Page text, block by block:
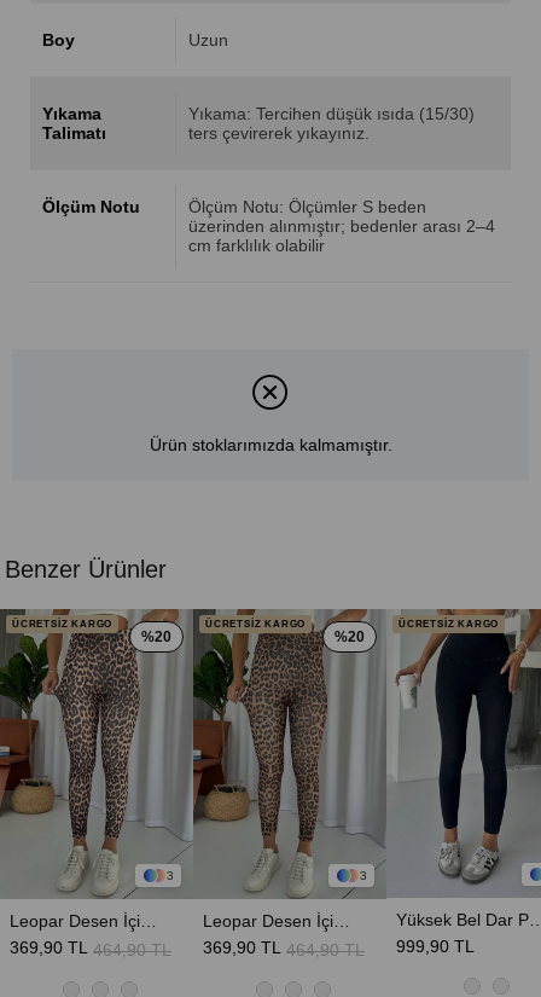
Boy Uzun
Yıkama
Talimatı
Yıkama: Tercihen düşük ısıda (15/30)
ters çevirerek yıkayınız.
Ölçüm Notu
Ölçüm Notu: Ölçümler S beden
üzerinden alınmıştır; bedenler arası 2–4
cm farklılık olabilir
Ürün stoklarımızda kalmamıştır.
Benzer Ürünler
ÜCRETSİZ KARGO
3
369,90 TL 464,90 TL
%20
ÜCRETSİZ KARGO
3
369,90 TL 464,90 TL
%20
ÜCRETSİZ KARGO
Yüksek Bel Dar
999,90 TL